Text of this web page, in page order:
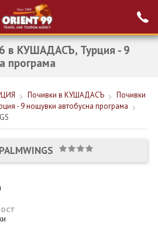
Проверка на
резервация
в КУШАДАСЪ, Турция - 9
програма
Почивки в КУШАДАСЪ
Почивки
- 9 нощувки автобусна програма